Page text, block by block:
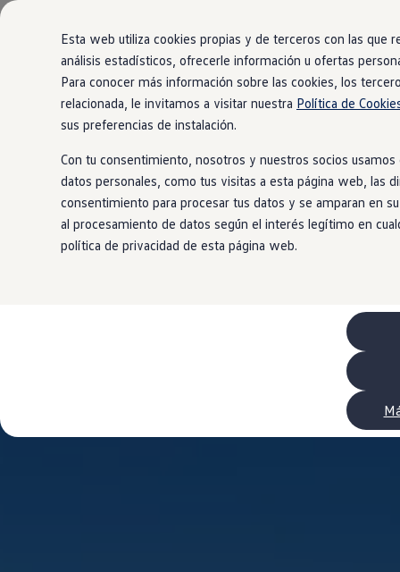
Esta web utiliza cookies propias y de terceros con las que
análisis estadísticos, ofrecerle información u ofertas
Para conocer más información sobre las cookies, los
relacionada, le invitamos a visitar nuestra Política de
sus preferencias de instalación.
Con tu consentimiento, nosotros y nuestros socios
datos personales, como tus visitas a esta página web, las
consentimiento para procesar tus datos y se amparan en
al procesamiento de datos según el interés legítimo en
política de privacidad de esta página web.
Ir
directamente
al contenido
Ir
directamente
al pie de
página
Nueva Caddy
Nueva Caddy Cargo
Nueva Caddy California
Nueva California
Configura tu Volkswagen
Volkswagen de Ocasión
Ofertas y promociones
Vehículos de ocasión
Renueva tu Volkswagen
Financiación Volkswagen
Concursos Volkswagen Comerciales
Movilidad Eléctrica
Vehículos eléctricos disponibles
Vehículos híbridos enchufables
Servicio de mantenimiento Volkswagen
Piezas